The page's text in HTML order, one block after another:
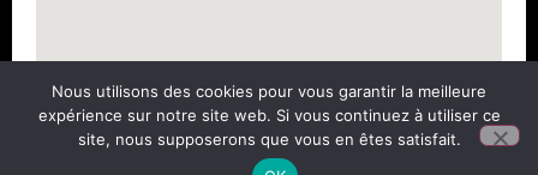
Nous utilisons des cookies pour vous garantir la meilleure
expérience sur notre site web. Si vous continuez à utiliser ce
site, nous supposerons que vous en êtes satisfait.